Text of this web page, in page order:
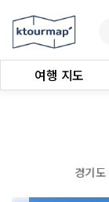
여행 지도
경기